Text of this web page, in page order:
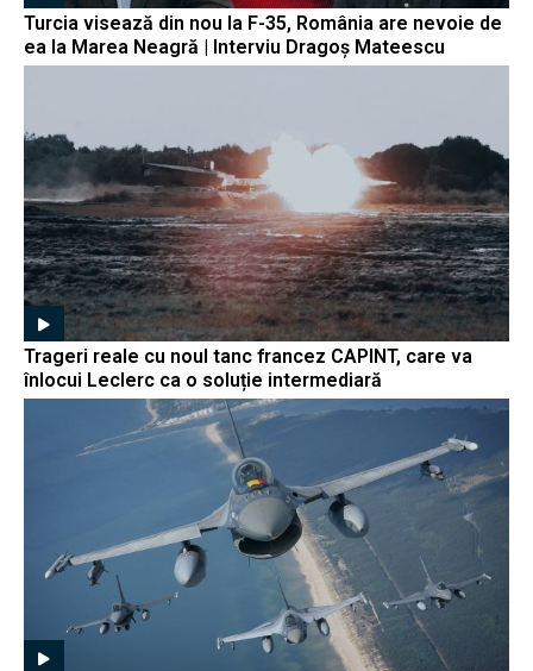
Turcia visează din nou la F-35, România are nevoie de
ea la Marea Neagră | Interviu Dragoș Mateescu
Trageri reale cu noul tanc francez CAPINT, care va
înlocui Leclerc ca o soluție intermediară